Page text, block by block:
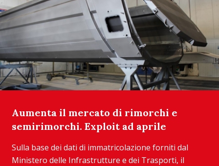
Aumenta il mercato di rimorchi e
semirimorchi. Exploit ad aprile
Sulla base dei dati di immatricolazione forniti dal
Ministero delle Infrastrutture e dei Trasporti, il